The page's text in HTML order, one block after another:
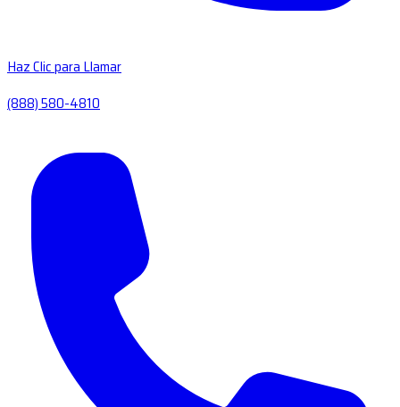
Haz Clic para Llamar
(888) 580-4810